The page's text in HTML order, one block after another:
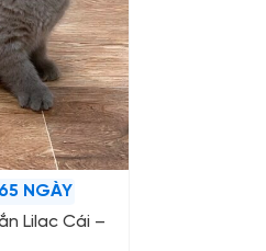
NGÀY
Lilac Cái –